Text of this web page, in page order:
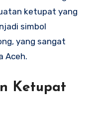
ketupat yang
simbol
yang sangat
Aceh.
Ketupat